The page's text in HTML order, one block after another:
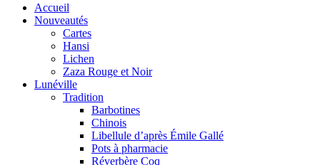
Accueil
Nouveautés
Cartes
Hansi
Lichen
Zaza Rouge et Noir
Lunéville
Tradition
Barbotines
Chinois
Libellule d’après Émile Gallé
Pots à pharmacie
Réverbère Coq